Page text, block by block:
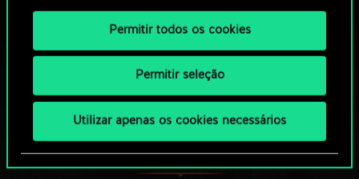
Permitir todos os cookies
Permitir seleção
Utilizar apenas os cookies necessários